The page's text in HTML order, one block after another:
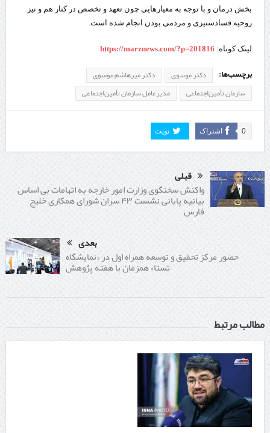
بخش درمان و با توجه به معیارهایی چون تعهد و تخصص در کنار هم و نیز
روحیه فسادستیزی و مردمی بودن انجام شده است.
لینک کوتاه: https://marznews.com/?p=201816
برچسب‌ها: دکتر موسوی
دکتر میرهاشم موسوی
سازمان تأمین‌اجتماعی
مدیرعامل سازمان تأمین‌اجتماعی
اشتراک 0 تویت
قبلی
واکنش سخنگوی وزارت امور خارجه به اتهامات بی اساس
بیانیه پایانی نشست ۴۳ سران شورای همکاری خلیج
فارس
بعدی
حضور مرکز تحقیق و توسعه همراه اول در «نمایشگاه
تستا» همزمان با هفته پژوهش
مطالب مرتبط